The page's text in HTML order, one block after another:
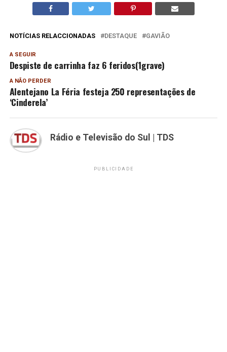
NOTÍCIAS RELACCIONADAS DESTAQUE GAVIÃO
A SEGUIR
Despiste de carrinha faz 6 feridos(1grave)
A NÃO PERDER
Alentejano La Féria festeja 250 representações de
‘Cinderela’
Rádio e Televisão do Sul | TDS
PUBLICIDADE